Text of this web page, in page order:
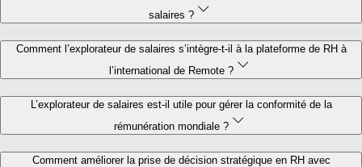
salaires ?
Comment l’explorateur de salaires s’intègre-t-il à la plateforme de RH à
l’international de Remote ?
L’explorateur de salaires est-il utile pour gérer la conformité de la
rémunération mondiale ?
Comment améliorer la prise de décision stratégique en RH avec